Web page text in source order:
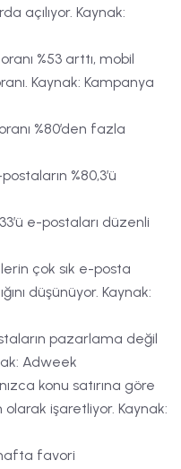
açılıyor. Kaynak:
%53 arttı, mobil
Kaynak: Kampanya
%80’den fazla
%80,3’ü
e-postaları düzenli
çok sık e-posta
düşünüyor. Kaynak:
pazarlama değil
Adweek
konu satırına göre
işaretliyor. Kaynak:
hafta favori